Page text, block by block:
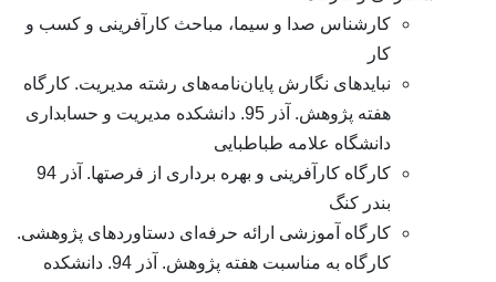
کارشناس صدا و سیما، مباحث کارآفرینی و کسب و
نبایدهای نگارش پایان‌نامه‌های رشته مدیریت. کارگاه
هفته پژوهش. آذر 95. دانشکده مدیریت و حسابداری
دانشگاه علامه طباطبایی
کارگاه کارآفرینی و بهره برداری از فرصتها. آذر 94
کارگاه آموزشی ارائه حرفه‌ای دستاوردهای پژوهشی.
کارگاه به مناسبت هفته پژوهش. آذر 94. دانشکده